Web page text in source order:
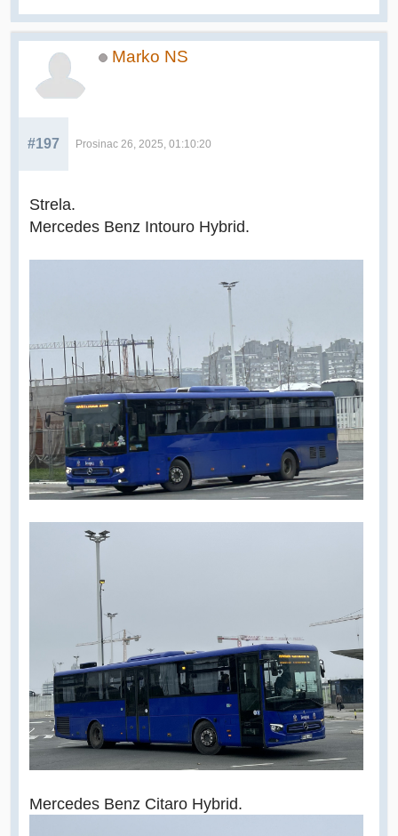
Marko NS
#197 Prosinac 26, 2025, 01:10:20
Strela.
Mercedes Benz Intouro Hybrid.
Mercedes Benz Citaro Hybrid.